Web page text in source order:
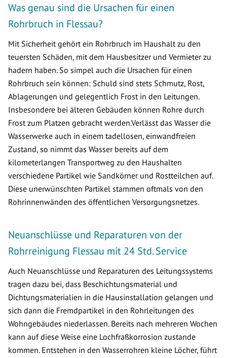
Was genau sind die Ursachen für einen
Rohrbruch in Flessau?
Mit Sicherheit gehört ein Rohrbruch im Haushalt zu den
teuersten Schäden, mit dem Hausbesitzer und Vermieter zu
hadern haben. So simpel auch die Ursachen für einen
Rohrbruch sein können: Schuld sind stets Schmutz, Rost,
Ablagerungen und gelegentlich Frost in den Leitungen.
Insbesondere bei älteren Gebäuden können Rohre durch
Frost zum Platzen gebracht werden.Verlässt das Wasser die
Wasserwerke auch in einem tadellosen, einwandfreien
Zustand, so nimmt das Wasser bereits auf dem
kilometerlangen Transportweg zu den Haushalten
verschiedene Partikel wie Sandkörner und Rostteilchen auf.
Diese unerwünschten Partikel stammen oftmals von den
Rohrinnenwänden des öffentlichen Versorgungsnetzes.
Neuanschlüsse und Reparaturen von der
Rohrreinigung Flessau mit 24 Std. Service
Auch Neuanschlüsse und Reparaturen des Leitungssystems
tragen dazu bei, dass Beschichtungsmaterial und
Dichtungsmaterialien in die Hausinstallation gelangen und
sich dann die Fremdpartikel in den Rohrleitungen des
Wohngebäudes niederlassen. Bereits nach mehreren Wochen
kann auf diese Weise eine Lochfraßkorrosion zustande
kommen. Entstehen in den Wasserrohren kleine Löcher, führt